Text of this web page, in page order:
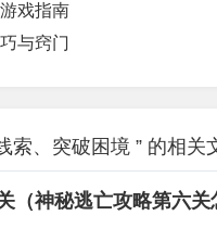
戏指南
与窍门
索、突破困境 ” 的相关
（神秘逃亡攻略第六关